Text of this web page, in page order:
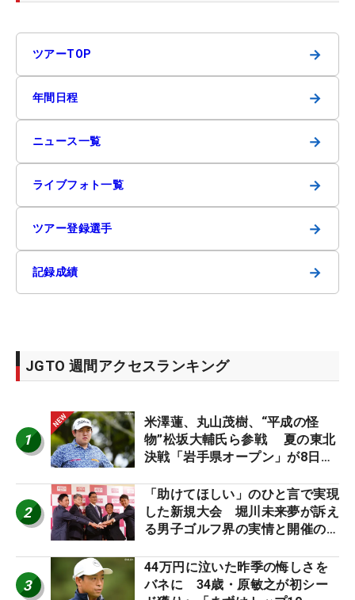
ツアーTOP →
年間日程 →
ニュース一覧 →
ライブフォト一覧 →
ツアー登録選手 →
記録成績 →
JGTO 週間アクセスランキング
1
米澤蓮、丸山茂樹、“平成の怪
物”松坂大輔氏ら参戦 夏の東北
決戦「岩手県オープン」が8日開
2
「助けてほしい」のひと言で実現
した新規大会 堀川未来夢が訴え
る男子ゴルフ界の実情と開催の舞
3
44万円に泣いた昨季の悔しさを
バネに 34歳・原敏之が初シー